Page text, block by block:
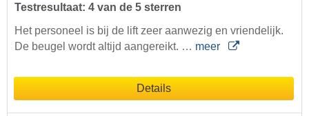
Testresultaat: 4 van de 5 sterren
Het personeel is bij de lift zeer aanwezig en vriendelijk.
De beugel wordt altijd aangereikt. … meer
Details